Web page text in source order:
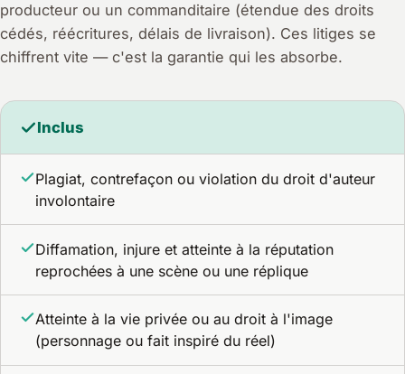
producteur ou un commanditaire (étendue des droits
cédés, réécritures, délais de livraison). Ces litiges se
chiffrent vite — c'est la garantie qui les absorbe.
Inclus
Plagiat, contrefaçon ou violation du droit d'auteur
involontaire
Diffamation, injure et atteinte à la réputation
reprochées à une scène ou une réplique
Atteinte à la vie privée ou au droit à l'image
(personnage ou fait inspiré du réel)